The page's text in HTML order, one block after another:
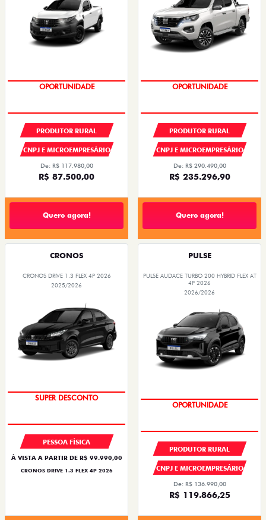
OPORTUNIDADE
PRODUTOR RURAL
CNPJ E MICROEMPRESÁRIO
De: R$ 117.980,00
R$ 87.500,00
Quero agora!
PRODUTOR RURAL
CNPJ E MICROEMPRESÁRIO
De: R$ 290.490,00
R$ 235.296,90
Quero agora!
CRONOS
CRONOS DRIVE 1.3 FLEX 4P 2026
2025/2026
BÔNUS DE ATÉ R$ 14 MIL
PESSOA FÍSICA
À VISTA A PARTIR DE R$ 99.990,00
CRONOS DRIVE 1.3 FLEX 4P 2026
PULSE
PULSE AUDACE TURBO 200 HYBRID FLEX AT
4P 2026
2026/2026
OPORTUNIDADE
PRODUTOR RURAL
CNPJ E MICROEMPRESÁRIO
De: R$ 136.990,00
R$ 119.866,25